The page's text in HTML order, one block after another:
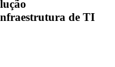
de TI